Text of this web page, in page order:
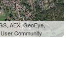
AEX, GeoEye,
Community